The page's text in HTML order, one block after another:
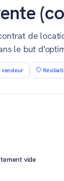
de
le but
vendeur
vide